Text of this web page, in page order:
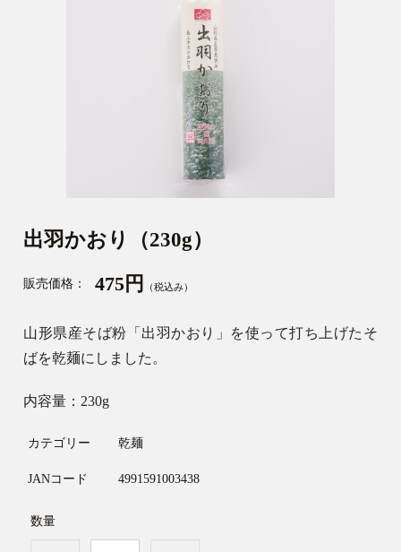
出羽かおり（230g）
販売価格： 475円 （税込み）
山形県産そば粉「出羽かおり」を使って打ち上げたそ
ばを乾麺にしました。
内容量：230g
カテゴリー 乾麺
JANコード 4991591003438
数量